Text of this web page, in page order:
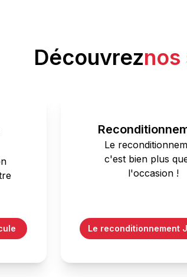
Découvrez
Le
c'est bien plus
l'occasion !
Le reconditionnement